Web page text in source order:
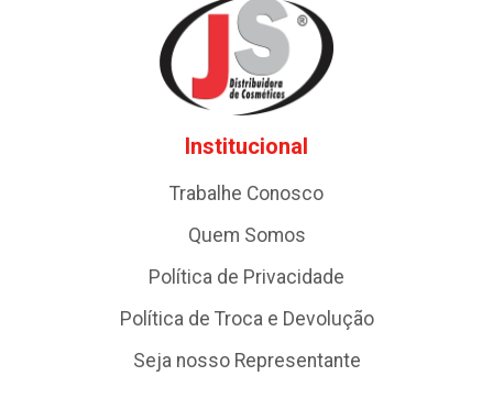
Institucional
Trabalhe Conosco
Quem Somos
Política de Privacidade
Política de Troca e Devolução
Seja nosso Representante